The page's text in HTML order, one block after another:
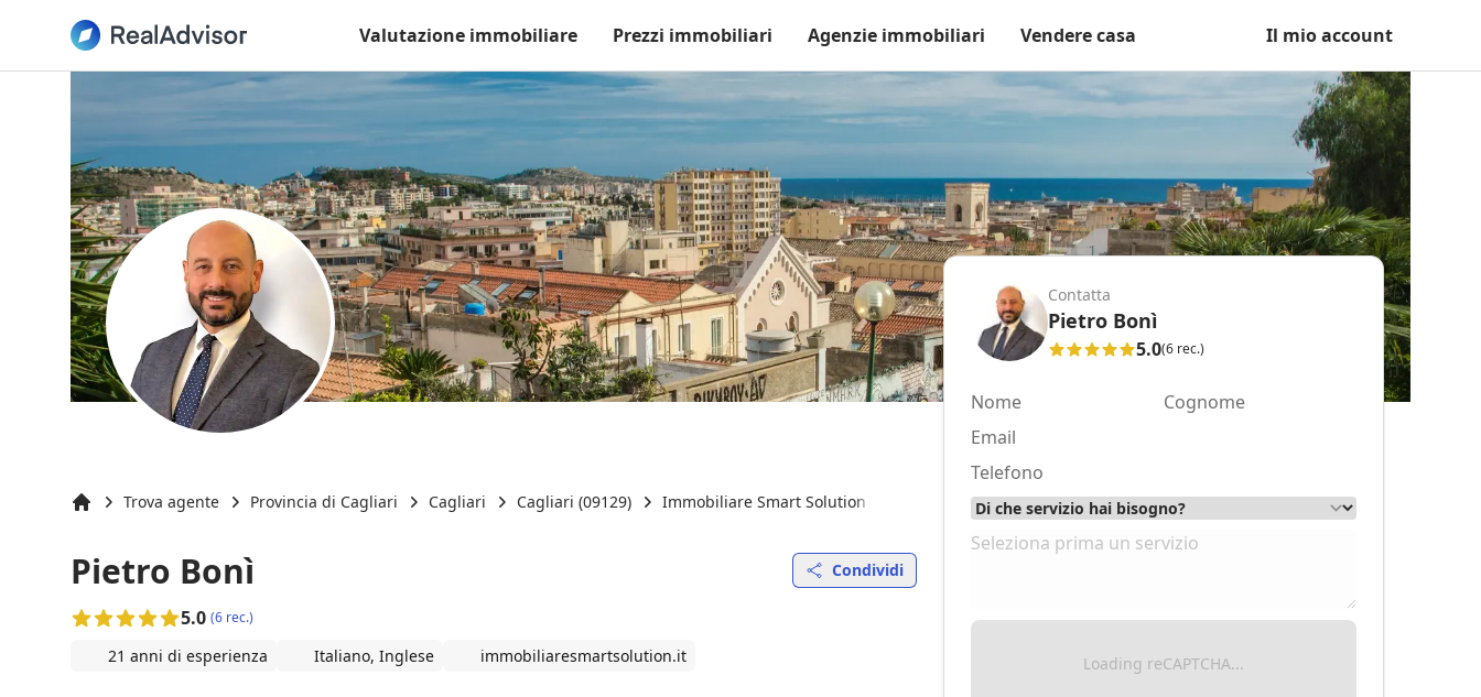
Valutazione immobiliare Prezzi immobiliari Agenzie immobiliari Vendere casa Il mio account
Trova agente Provincia di Cagliari Cagliari Cagliari (09129) Immobiliare Smart Solution Pietro Bonì
Pietro Bonì Condividi
5.0 (6 rec.)
21 anni di esperienza Italiano, Inglese immobiliaresmartsolution.it
Contatta
Pietro Bonì
5.0(6 rec.)
Loading reCAPTCHA...